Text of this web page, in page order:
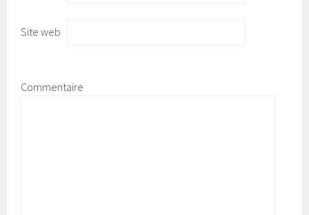
Site web
Commentaire